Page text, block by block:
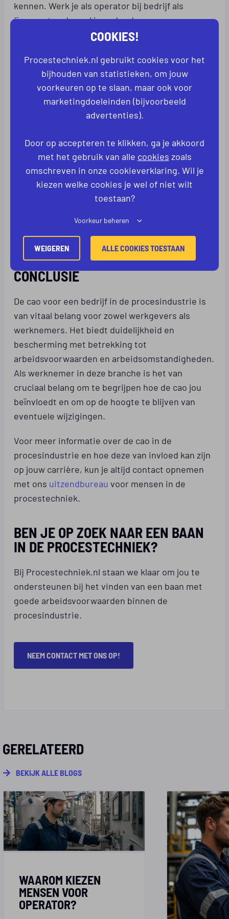
kennen. Werk je als operator bij bedrijf als
Europastry, dan val je onder de cao
‘Bakkersbedrijf’. Werk je bijAviko
Goed dus om je te verdiepen in de cao van het
bedrijf waar je gaat solliciteren dus. De ene cao is
beter dan de andere. En het kan zelfs zo zijn dat
het bedrijf waar je een mooie vacature hebt
de bedrijven met wat minder sterke
arbeidsvoorwaarden. Opletten dus.
Wil je weten welke cao geldt bij het bedrijf waar jij
wilt solliciteren? Alle geldende cao’s in Nederland
databank van het Ministerie van Sociale Zaken en
Werkgelegenheid
CONCLUSIE
De cao voor een bedrijf in de procesindustrie is
van vitaal belang voor zowel werkgevers als
werknemers. Het biedt duidelijkheid en
bescherming met betrekking tot
arbeidsvoorwaarden en arbeidsomstandigheden.
Als werknemer in deze branche is het van
cruciaal belang om te begrijpen hoe de cao jou
beïnvloedt en om op de hoogte te blijven van
eventuele wijzigingen.
Voor meer informatie over de cao in de
procesindustrie en hoe deze van invloed kan zijn
op jouw carrière, kun je altijd contact opnemen
met ons uitzendbureau voor mensen in de
procestechniek.
BEN JE OP ZOEK NAAR EEN BAAN
IN DE PROCESTECHNIEK?
Bij Procestechniek.nl staan we klaar om jou te
ondersteunen bij het vinden van een baan met
goede arbeidsvoorwaarden binnen de
procesindustrie.
NEEM CONTACT MET ONS OP!
GERELATEERD
BEKIJK ALLE BLOGS
WAAROM KIEZEN
MENSEN VOOR
OPERATOR?
COOKIES!
Procestechniek.nl gebruikt cookies voor het
bijhouden van statistieken, om jouw
voorkeuren op te slaan, maar ook voor
marketingdoeleinden (bijvoorbeeld
advertenties).
Door op accepteren te klikken, ga je akkoord
met het gebruik van alle cookies zoals
omschreven in onze cookieverklaring. Wil je
kiezen welke cookies je wel of niet wilt
toestaan?
Voorkeur beheren
WEIGEREN ALLE COOKIES TOESTAAN